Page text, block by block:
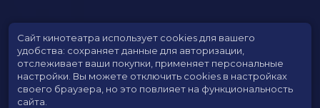
Сайт кинотеатра использует cookies для вашего
удобства: сохраняет данные для авторизации,
отслеживает ваши покупки, применяет персональные
настройки. Вы можете отключить cookies в настройках
своего браузера, но это повлияет на функциональность
сайта.